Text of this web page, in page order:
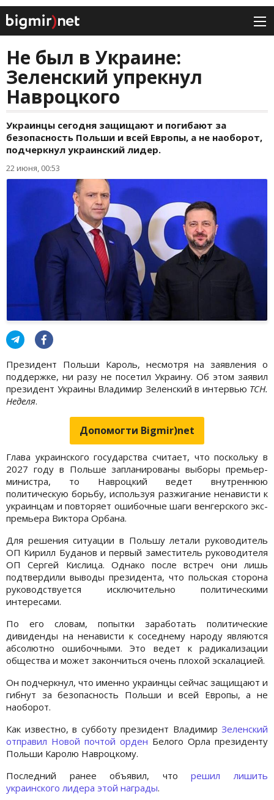
Не был в Украине:
Зеленский упрекнул
Навроцкого
Украинцы сегодня защищают и погибают за
безопасность Польши и всей Европы, а не наоборот,
подчеркнул украинский лидер.
22 июня, 00:53
Президент Польши Кароль, несмотря на заявления о
поддержке, ни разу не посетил Украину. Об этом заявил
президент Украины Владимир Зеленский в интервью ТСН.
Неделя.
Допомогти Bigmir)net
Глава украинского государства считает, что поскольку в
2027 году в Польше запланированы выборы премьер-
министра, то Навроцкий ведет внутреннюю
политическую борьбу, используя разжигание ненависти к
украинцам и повторяет ошибочные шаги венгерского экс-
премьера Виктора Орбана.
Для решения ситуации в Польшу летали руководитель
ОП Кирилл Буданов и первый заместитель руководителя
ОП Сергей Кислица. Однако после встреч они лишь
подтвердили выводы президента, что польская сторона
руководствуется исключительно политическими
интересами.
По его словам, попытки заработать политические
дивиденды на ненависти к соседнему народу являются
абсолютно ошибочными. Это ведет к радикализации
общества и может закончиться очень плохой эскалацией.
Он подчеркнул, что именно украинцы сейчас защищают и
гибнут за безопасность Польши и всей Европы, а не
наоборот.
Как известно, в субботу президент Владимир Зеленский
отправил Новой почтой орден Белого Орла президенту
Польши Каролю Навроцкому.
Последний ранее объявил, чторешил лишить
украинского лидера этой награды.